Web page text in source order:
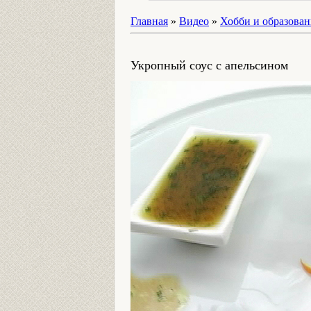
Главная » Видео » Хобби и
Укропный соус с апельсином